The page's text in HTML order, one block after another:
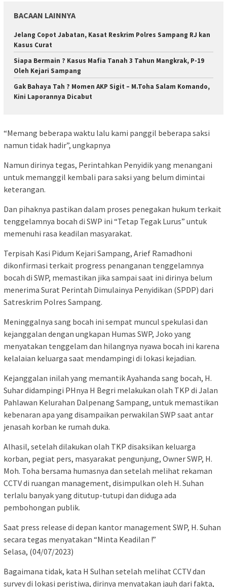
BACAAN LAINNYA
Jelang Copot Jabatan, Kasat Reskrim Polres Sampang RJ kan
Kasus Curat
Siapa Bermain ? Kasus Mafia Tanah 3 Tahun Mangkrak, P-19
Oleh Kejari Sampang
Gak Bahaya Tah ? Momen AKP Sigit – M.Toha Salam Komando,
Kini Laporannya Dicabut
“Memang beberapa waktu lalu kami panggil beberapa saksi
namun tidak hadir”, ungkapnya
Namun dirinya tegas, Perintahkan Penyidik yang menangani
untuk memanggil kembali para saksi yang belum dimintai
keterangan.
Dan pihaknya pastikan dalam proses penegakan hukum terkait
tenggelamnya bocah di SWP ini “Tetap Tegak Lurus” untuk
memenuhi rasa keadilan masyarakat.
Terpisah Kasi Pidum Kejari Sampang, Arief Ramadhoni
dikonfirmasi terkait progress penanganan tenggelamnya
bocah di SWP, memastikan jika sampai saat ini dirinya belum
menerima Surat Perintah Dimulainya Penyidikan (SPDP) dari
Satreskrim Polres Sampang.
Meninggalnya sang bocah ini sempat muncul spekulasi dan
kejanggalan dengan ungkapan Humas SWP, Joko yang
menyatakan tenggelam dan hilangnya nyawa bocah ini karena
kelalaian keluarga saat mendampingi di lokasi kejadian.
Kejanggalan inilah yang memantik Ayahanda sang bocah, H.
Suhar didampingi PHnya H Begri melakukan olah TKP di Jalan
Pahlawan Kelurahan Dalpenang Sampang, untuk memastikan
kebenaran apa yang disampaikan perwakilan SWP saat antar
jenasah korban ke rumah duka.
Alhasil, setelah dilakukan olah TKP disaksikan keluarga
korban, pegiat pers, masyarakat pengunjung, Owner SWP, H.
Moh. Toha bersama humasnya dan setelah melihat rekaman
CCTV di ruangan management, disimpulkan oleh H. Suhan
terlalu banyak yang ditutup-tutupi dan diduga ada
pembohongan publik.
Saat press release di depan kantor management SWP, H. Suhan
secara tegas menyatakan “Minta Keadilan !”
Selasa, (04/07/2023)
Bagaimana tidak, kata H Sulhan setelah melihat CCTV dan
survey di lokasi peristiwa, dirinya menyatakan jauh dari fakta,